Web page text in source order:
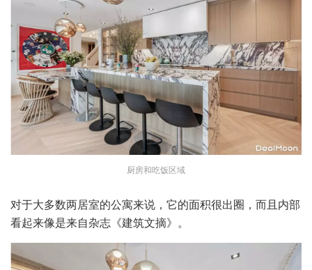
厨房和吃饭区域
对于大多数两居室的公寓来说，它的面积很出圈，而且内部
看起来像是来自杂志《建筑文摘》。